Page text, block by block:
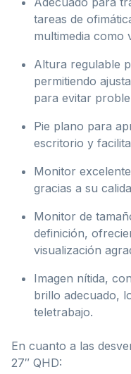
tareas de
multimedia como
Altura regulable
permitiendo
para evitar
Pie plano para
escritorio y
Monitor
gracias a su
Monitor de
definición,
visualización
Imagen nítida,
brillo adecuado,
teletrabajo.
En cuanto a las
27″ QHD: